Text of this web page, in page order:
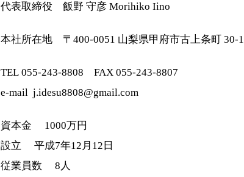
代表取締役 飯野 守彦 Morihiko Iino
本社所在地 〒400-0051 山梨県甲府市古上条町 30-1
TEL 055-243-8808 FAX 055-243-8807
e-mailj.idesu8808@gmail.com
資本金 1000万円
設立 平成7年12月12日
従業員数 8人